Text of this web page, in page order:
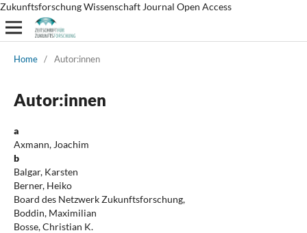
Zukunftsforschung Wissenschaft Journal Open Access
Home / Autor:innen
Autor:innen
a
Axmann, Joachim
b
Balgar, Karsten
Berner, Heiko
Board des Netzwerk Zukunftsforschung,
Boddin, Maximilian
Bosse, Christian K.